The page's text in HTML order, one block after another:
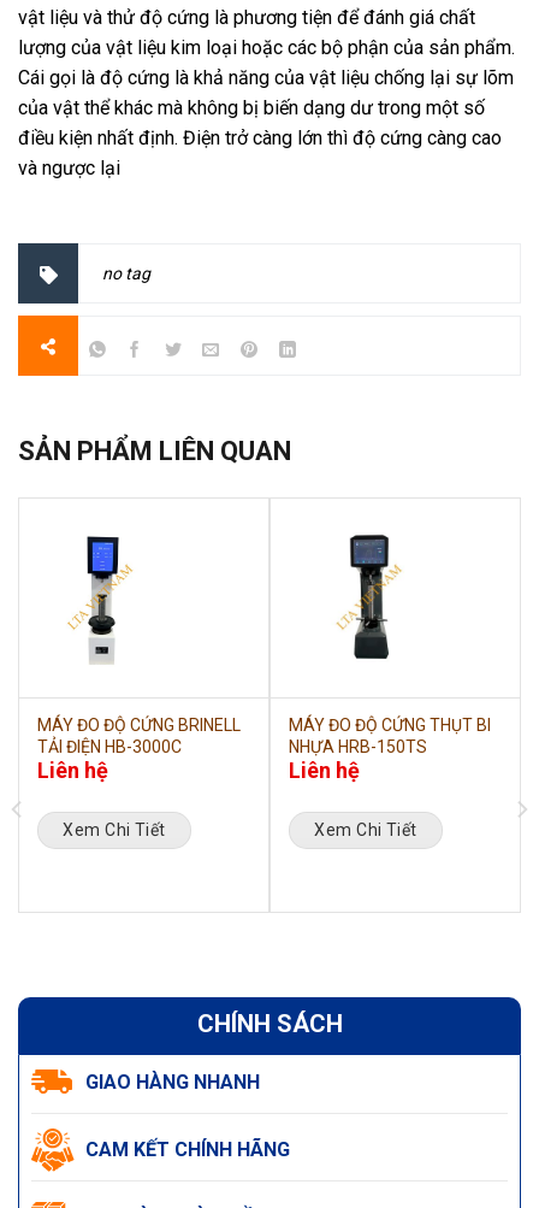
vật liệu và thử độ cứng là phương tiện để đánh giá chất
lượng của vật liệu kim loại hoặc các bộ phận của sản phẩm.
Cái gọi là độ cứng là khả năng của vật liệu chống lại sự lõm
của vật thể khác mà không bị biến dạng dư trong một số
điều kiện nhất định. Điện trở càng lớn thì độ cứng càng cao
và ngược lại
no tag
SẢN PHẨM LIÊN QUAN
MÁY ĐO ĐỘ CỨNG BRINELL
TẢI ĐIỆN HB-3000C
Liên hệ
Xem Chi Tiết
MÁY ĐO ĐỘ CỨNG THỤT BI
NHỰA HRB-150TS
Liên hệ
Xem Chi Tiết
CHÍNH SÁCH
GIAO HÀNG NHANH
CAM KẾT CHÍNH HÃNG